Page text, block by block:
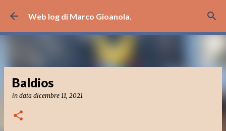
Passa ai contenuti principali
Web log di Marco Gioanola.
Baldios
in data dicembre 11, 2021